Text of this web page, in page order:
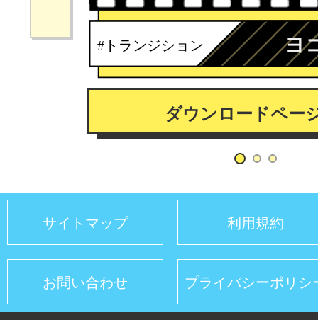
#トランジション ヨ
ダウンロードペー
サイトマップ 利用規約
お問い合わせ プライバシーポリシ